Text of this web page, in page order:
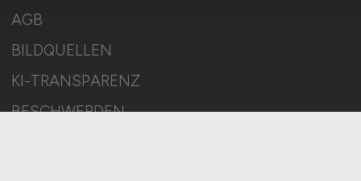
AGB
BILDQUELLEN
KI-TRANSPARENZ
BESCHWERDEN